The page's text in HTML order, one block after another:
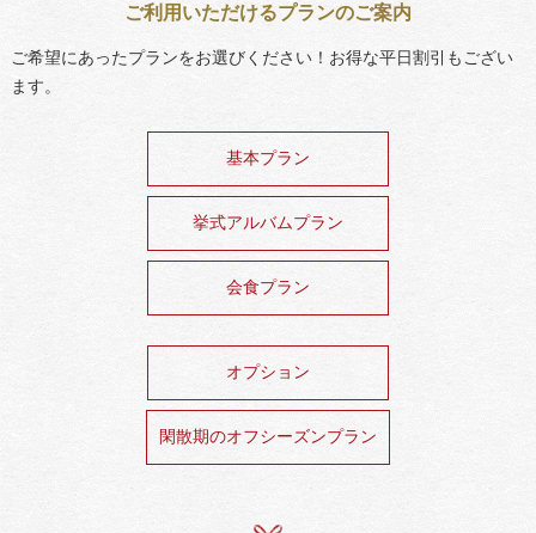
ご利用いただけるプランのご案内
ご希望にあったプランをお選びください！お得な平日割引もござい
ます。
基本プラン
挙式アルバムプラン
会食プラン
オプション
閑散期のオフシーズンプラン